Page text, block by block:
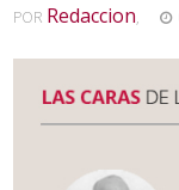
POR Redaccion,